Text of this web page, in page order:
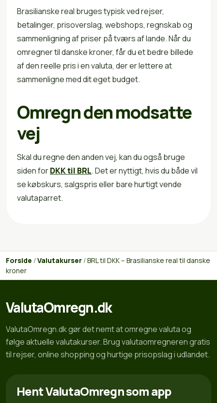
Brasilianske real bruges typisk ved rejser,
betalinger, prisoverslag, webshops, regnskab og
sammenligning af priser på tværs af lande. Når du
omregner til danske kroner, får du et bedre billede
af den reelle pris i en valuta, der er lettere at
sammenligne med dit eget budget.
Omregn den modsatte
vej
Skal du regne den anden vej, kan du også bruge
siden forDKK til BRL. Det er nyttigt, hvis du både vil
se købskurs, salgspris eller bare hurtigt vende
valutaparret.
Forside /Valutakurser /BRL til DKK – Brasilianske real til danske
kroner
ValutaOmregn.dk
ValutaOmregn.dk gør det nemt at omregne valuta og
følge aktuelle valutakurser. Brug valutaomregneren gratis
til rejser, online shopping og hurtige prisopslag i udlandet.
Hent ValutaOmregn som app